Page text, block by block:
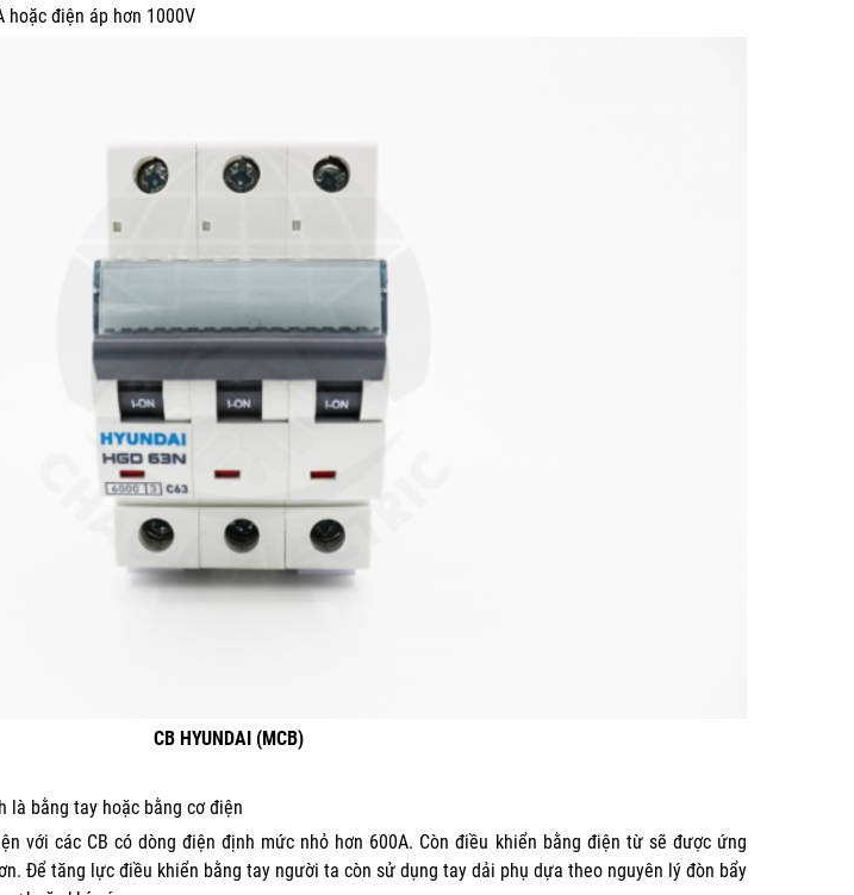
hoặc điện áp hơn 1000V
CB HYUNDAI (MCB)
là bằng tay hoặc bằng cơ điện
với các CB có dòng điện định mức nhỏ hơn 600A. Còn điều khiển bằng điện từ sẽ được ứng
Để tăng lực điều khiển bằng tay người ta còn sử dụng tay dải phụ dựa theo nguyên lý đòn bẩy